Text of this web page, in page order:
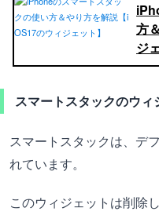
方
ジ
スマートスタックのウ
スマートスタックは、デ
れています。
このウィジェットは削除